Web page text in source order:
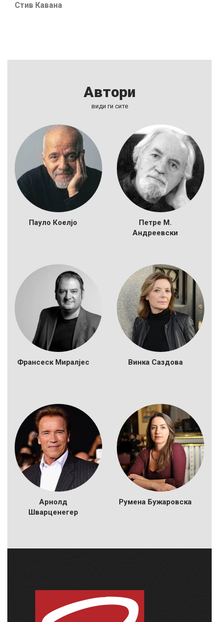
Стив Кавана
Автори
види ги сите
Пауло Коелјо
Петре М.
Андреевски
Франсеск Миралјес Винка Саздова
Арнолд
Шварценегер
Румена Бужаровска